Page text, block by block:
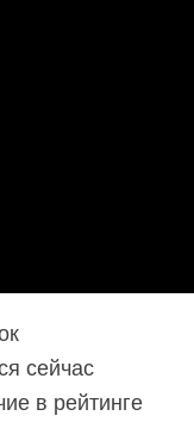
сейчас
в рейтинге